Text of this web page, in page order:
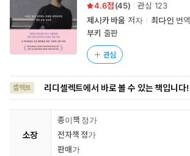
4.6 (45) 관심 123
제시카 바움 저자 최다인 번역
부키 출판
관심
셀렉트 리디셀렉트에서 바로 볼 수 있는 책입니다!
소장
종이책 정가
전자책 정가
판매가